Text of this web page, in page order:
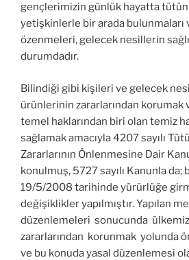
gençlerimizin günlük hayatta
yetişkinlerle bir arada bulunmaları
özenmeleri, gelecek nesillerin
durumdadır.
Bilindiği gibi kişileri ve gelecek
ürünlerinin zararlarından korumak
temel haklarından biri olan temiz
sağlamak amacıyla 4207 sayılı
Zararlarının Önlenmesine Dair
konulmuş, 5727 sayılı Kanunla da;
19/5/2008 tarihinde yürürlüğe
değişiklikler yapılmıştır. Yapılan
düzenlemeleri sonucunda
zararlarından korunmak yolunda
ve bu konuda yasal düzenlemesi